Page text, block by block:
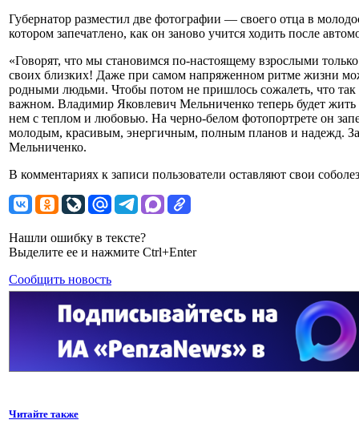
Губернатор разместил две фотографии — своего отца в
котором запечатлено, как он заново учится ходить после
«Говорят, что мы становимся по-настоящему взрослыми
своих близких! Даже при самом напряженном ритме жизни
родными людьми. Чтобы потом не пришлось сожалеть, что
важном. Владимир Яковлевич Мельниченко теперь будет
нем с теплом и любовью. На черно-белом фотопортрете он
молодым, красивым, энергичным, полным планов и надежд.
Мельниченко.
В комментариях к записи пользователи оставляют свои
Нашли ошибку в тексте?
Выделите ее и нажмите Ctrl+Enter
Сообщить новость
Читайте также